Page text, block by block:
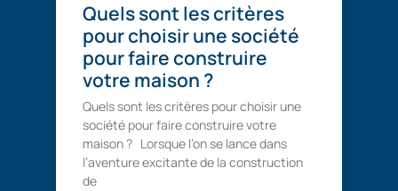
Quels sont les critères
pour choisir une société
pour faire construire
votre maison ?
Quels sont les critères pour choisir une
société pour faire construire votre
maison ? Lorsque l’on se lance dans
l’aventure excitante de la construction
de